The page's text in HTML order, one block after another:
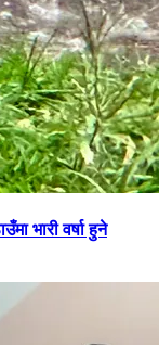
भारी वर्षा हुने